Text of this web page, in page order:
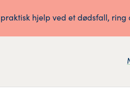
praktisk hjelp ved et dødsfall, ring